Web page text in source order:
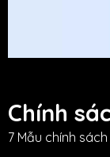
Chính
7 Mẫu chính